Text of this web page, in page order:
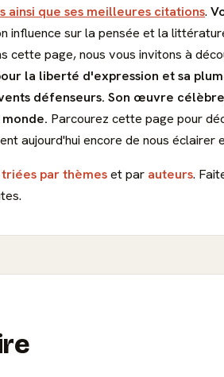
ainsi que ses meilleures citations.
influence sur la pensée et la
page, nous vous invitons à
la liberté d'expression et sa
défenseurs. Son œuvre
Parcourez cette page pour
aujourd'hui encore de nous éclairer
par thèmeset par auteurs.